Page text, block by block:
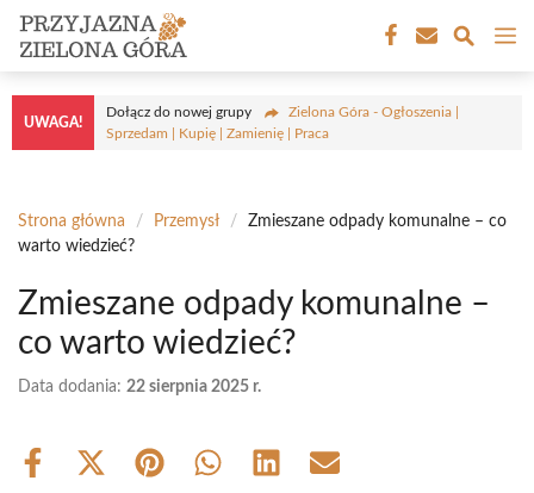
Przejdź
treści
UWAGA!
Dołącz do nowej grupy
Zielona Góra - Ogłoszenia |
Sprzedam | Kupię | Zamienię | Praca
Strona główna / Przemysł /
Zmieszane odpady komunalne – co
warto wiedzieć?
Zmieszane odpady komunalne –
co warto wiedzieć?
Data dodania: 22 sierpnia 2025 r.
Share
Share Share Share Share Share